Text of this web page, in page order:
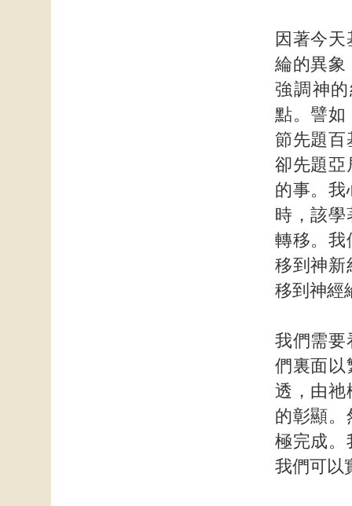
因著今
綸的異象
強調神
點。譬如
節先題百
卻先題亞
的事。我
時，該學
轉移。我
移到神新
移到神經
我們需要
們裏面以
透，由祂
的彰顯。
極完成。
我們可以